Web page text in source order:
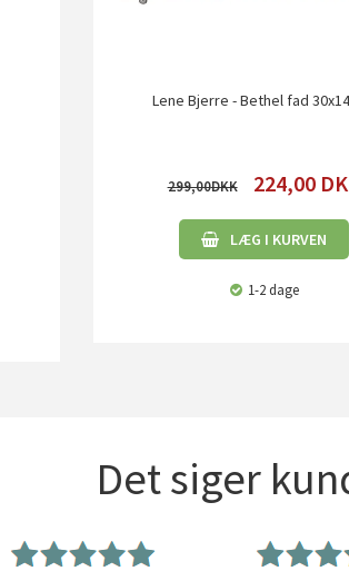
Lene Bjerre - Bethel fad
299,00 224,00
LÆG I KURVEN
1-2 dage
Det siger